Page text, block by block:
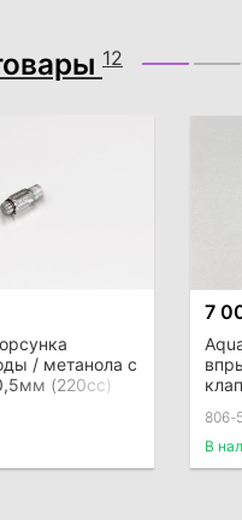
12
/ метанола с
(220сс)
7
806-
В